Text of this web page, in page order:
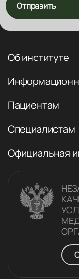
Отправить
Об институте
Пациентам
Специалистам
Официальная